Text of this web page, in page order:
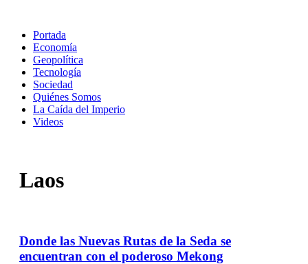
Portada
Economía
Geopolítica
Tecnología
Sociedad
Quiénes Somos
La Caída del Imperio
Videos
Laos
Donde las Nuevas Rutas de la Seda se
encuentran con el poderoso Mekong